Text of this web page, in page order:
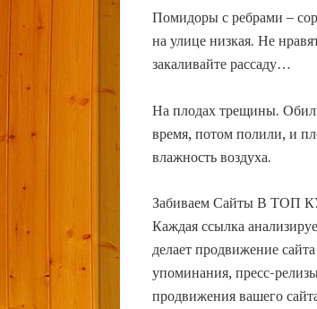
Помидоры с ребрами –
на улице низкая. Не
закаливайте рассаду…
На плодах трещины.
время, потом полили, и
влажность воздуха.
Забиваем Сайты В ТОП
Каждая ссылка
делает продвижение
упоминания, пресс-
продвижения вашего